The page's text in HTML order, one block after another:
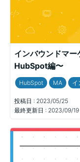
インバウンドマ
HubSpot編〜
HubSpot MA イ
投稿日 : 2023/05/25
最終更新日 : 2023/09/19